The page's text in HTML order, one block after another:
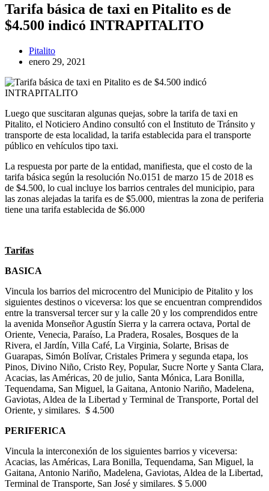
Tarifa básica de taxi en Pitalito es de
$4.500 indicó INTRAPITALITO
Pitalito
enero 29, 2021
Luego que suscitaran algunas quejas, sobre la tarifa de taxi en
Pitalito, el Noticiero Andino consultó con el Instituto de Tránsito y
transporte de esta localidad, la tarifa establecida para el transporte
público en vehículos tipo taxi.
La respuesta por parte de la entidad, manifiesta, que el costo de la
tarifa básica según la resolución No.0151 de marzo 15 de 2018 es
de $4.500, lo cual incluye los barrios centrales del municipio, para
las zonas alejadas la tarifa es de $5.000, mientras la zona de periferia
tiene una tarifa establecida de $6.000
Tarifas
BASICA
Vincula los barrios del microcentro del Municipio de Pitalito y los
siguientes destinos o viceversa: los que se encuentran comprendidos
entre la transversal tercer sur y la calle 20 y los comprendidos entre
la avenida Monseñor Agustín Sierra y la carrera octava, Portal de
Oriente, Venecia, Paraíso, La Pradera, Rosales, Bosques de la
Rivera, el Jardín, Villa Café, La Virginia, Solarte, Brisas de
Guarapas, Simón Bolívar, Cristales Primera y segunda etapa, los
Pinos, Divino Niño, Cristo Rey, Popular, Sucre Norte y Santa Clara,
Acacias, las Américas, 20 de julio, Santa Mónica, Lara Bonilla,
Tequendama, San Miguel, la Gaitana, Antonio Nariño, Madelena,
Gaviotas, Aldea de la Libertad y Terminal de Transporte, Portal del
Oriente, y similares. $ 4.500
PERIFERICA
Vincula la interconexión de los siguientes barrios y viceversa:
Acacias, las Américas, Lara Bonilla, Tequendama, San Miguel, la
Gaitana, Antonio Nariño, Madelena, Gaviotas, Aldea de la Libertad,
Terminal de Transporte, San José y similares. $ 5.000